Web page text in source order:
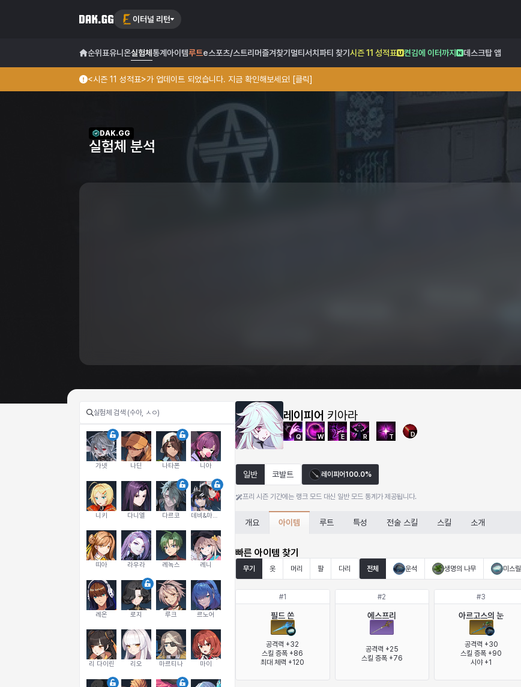
이터널 리턴
순위표유니온실험체 통계 아이템루트e스포츠/스트리머즐겨찾기 멀티서치 파티 찾기 시즌 11 성적표 켠김에 이터까지 데스크탑 앱
<시즌 11 성적표>가 업데이트 되었습니다. 지금 확인해보세요! [클릭]
DAK.GG
실험체 분석
가넷 나딘 나타폰 니아
니키 다니엘 다르코
띠아 라우라 레녹스 레니
레온 로지 루크 르노어
리 다이린 리오 마르티나 마이
레이피어 키아라
Q W E R T D
일반 코발트 레이피어 100.0%
프리 시즌 기간에는 랭크 모드 대신 일반 모드 통계가 제공됩니다.
개요 아이템 루트 특성 전술 스킬 스킬 소개
빠른 아이템 찾기
무기 옷 머리 팔 다리 전체 운석 생명의 나무 미스릴
#1
필드 쏜
공격력 +32
스킬 증폭 +86
최대 체력 +120
#2
에스프리
공격력 +25
스킬 증폭 +76
#3
아르고스의 눈
공격력 +30
스킬 증폭 +90
시야 +1